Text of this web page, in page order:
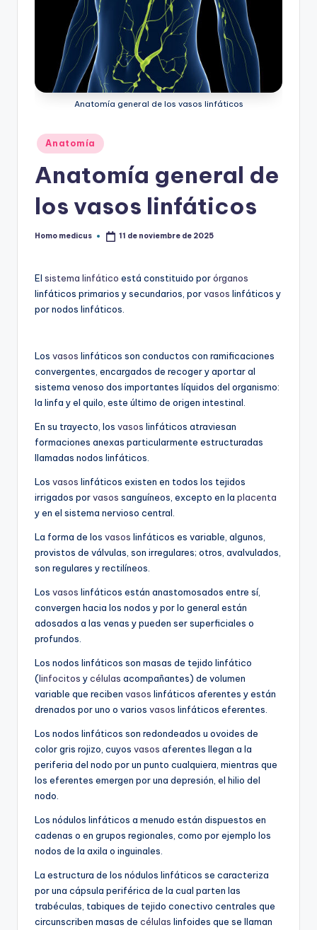
Anatomía general de los vasos linfáticos
Publicado
en
Anatomía
Anatomía general de
los vasos linfáticos
Publicado
Homo medicus 11 de noviembre de 2025
El sistema linfático está constituido porórganos
linfáticos primarios y secundarios, porvasos linfáticos y
por nodos linfáticos.
Los vasos linfáticos son conductos con ramificaciones
convergentes, encargados de recoger y aportar al
sistema venoso dos importantes líquidos del organismo:
la linfa y el quilo, este último de origen intestinal.
En su trayecto, los vasos linfáticos atraviesan
formaciones anexas particularmente estructuradas
llamadas nodos linfáticos.
Los vasos linfáticos existen en todos los tejidos
irrigados porvasos sanguíneos, excepto en la placenta
y en el sistema nervioso central.
La forma de los vasos linfáticos es variable, algunos,
provistos de válvulas, son irregulares; otros, avalvulados,
son regulares y rectilíneos.
Los vasos linfáticos están anastomosados entre sí,
convergen hacia los nodos y por lo general están
adosados a las venas y pueden ser superficiales o
profundos.
Los nodos linfáticos son masas de tejido linfático
(linfocitos ycélulas acompañantes) de volumen
variable que reciben vasos linfáticos aferentes y están
drenados por uno o varios vasos linfáticos eferentes.
Los nodos linfáticos son redondeados u ovoides de
color gris rojizo, cuyos vasos aferentes llegan a la
periferia del nodo por un punto cualquiera, mientras que
los eferentes emergen por una depresión, el hilio del
nodo.
Los nódulos linfáticos a menudo están dispuestos en
cadenas o en grupos regionales, como por ejemplo los
nodos de la axila o inguinales.
La estructura de los nódulos linfáticos se caracteriza
por una cápsula periférica de la cual parten las
trabéculas, tabiques de tejido conectivo centrales que
circunscriben masas de células linfoides que se llaman